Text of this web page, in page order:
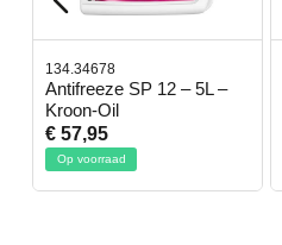
134.34678
Antifreeze SP 12 – 5L –
Kroon-Oil
€ 57,95
Op voorraad